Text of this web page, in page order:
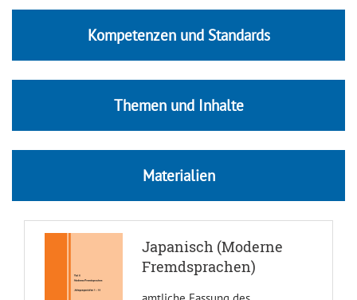
Kompetenzen und Standards
Themen und Inhalte
Materialien
Japanisch (Moderne
Fremdsprachen)